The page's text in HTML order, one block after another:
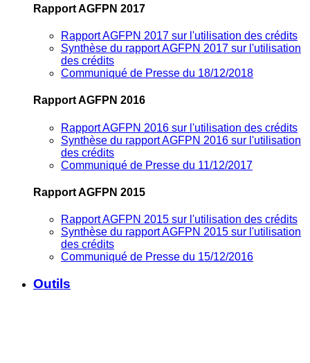
Rapport AGFPN 2017
Rapport AGFPN 2017 sur l'utilisation des crédits
Synthèse du rapport AGFPN 2017 sur l'utilisation
des crédits
Communiqué de Presse du 18/12/2018
Rapport AGFPN 2016
Rapport AGFPN 2016 sur l'utilisation des crédits
Synthèse du rapport AGFPN 2016 sur l'utilisation
des crédits
Communiqué de Presse du 11/12/2017
Rapport AGFPN 2015
Rapport AGFPN 2015 sur l'utilisation des crédits
Synthèse du rapport AGFPN 2015 sur l'utilisation
des crédits
Communiqué de Presse du 15/12/2016
Outils